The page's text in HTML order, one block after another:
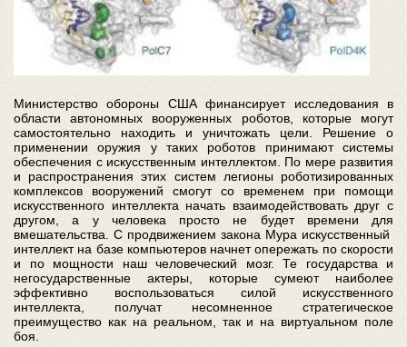
Министерство обороны США финансирует исследования в
области автономных вооруженных роботов, которые могут
самостоятельно находить и уничтожать цели. Решение о
применении оружия у таких роботов принимают системы
обеспечения с искусственным интеллектом. По мере развития
и распространения этих систем легионы роботизированных
комплексов вооружений смогут со временем при помощи
искусственного интеллекта начать взаимодействовать друг с
другом, а у человека просто не будет времени для
вмешательства. С продвижением закона Мура искусственный
интеллект на базе компьютеров начнет опережать по скорости
и по мощности наш человеческий мозг. Те государства и
негосударственные актеры, которые сумеют наиболее
эффективно воспользоваться силой искусственного
интеллекта, получат несомненное стратегическое
преимущество как на реальном, так и на виртуальном поле
боя.